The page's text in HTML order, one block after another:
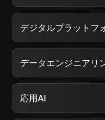
デジタルプラットフ
データエンジニアリ
応用AI